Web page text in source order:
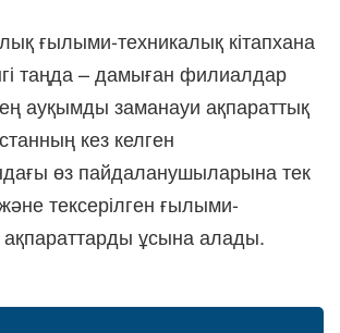
ғылыми-техникалық кітапхана
таңда – дамыған филиалдар
ауқымды заманауи ақпараттық
кез келген
өз пайдаланушыларына тек
тексерілген ғылыми-
ақпараттарды ұсына алады.
РНТБ RU